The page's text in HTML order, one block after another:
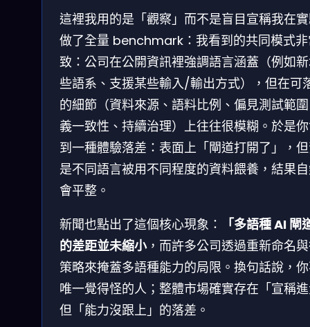
這裡我用的是「觀察」而不是盲目宣稱我在
做了全量 benchmark：我看到的共同模式
致：公司在公開資訊裡強調語言涵蓋（例如
些語系、支援某些輸入/輸出方式），但在可
的細節（資料來源、語料比例、偏見測試範
義一致性、持續治理）上往往很模糊。於是
到一種體驗落差：表面上「閘道打開了」，
是不同語言被用不同程度的資料餵養，結果
會平整。
新聞也點出了這個核心現象：
「多語種 AI 閘
的差距並未縮小，而許多公司透過重新命名
策略來掩蓋多語種能力的局限。換句話說，
唯一覺得怪的人；整體市場確實存在「宣稱
但「能力沒跟上」的落差。